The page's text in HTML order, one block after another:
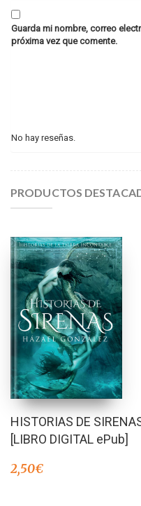
Guarda mi nombre, correo
próxima vez que comente.
No hay reseñas.
PRODUCTOS
HISTORIAS DE
[LIBRO DIGITAL ePub]
2,50€